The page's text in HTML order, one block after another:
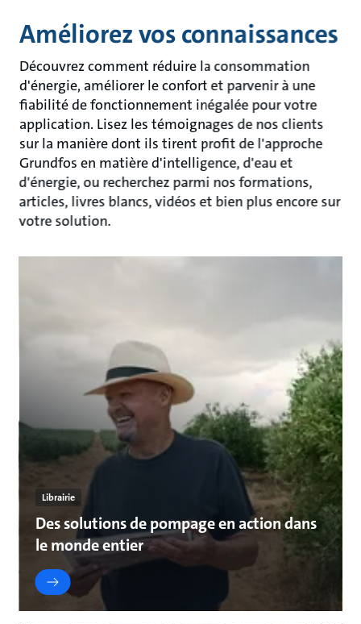
Améliorez vos connaissances
Découvrez comment réduire la consommation
d'énergie, améliorer le confort et parvenir à une
fiabilité de fonctionnement inégalée pour votre
application. Lisez les témoignages de nos clients
sur la manière dont ils tirent profit de l'approche
Grundfos en matière d'intelligence, d'eau et
d'énergie, ou recherchez parmi nos formations,
articles, livres blancs, vidéos et bien plus encore sur
votre solution.
Librairie
Des solutions de pompage en action dans
le monde entier